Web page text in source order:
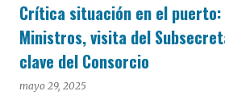
Crítica situación en el puerto:
Ministros, visita del
clave del Consorcio
mayo 29, 2025